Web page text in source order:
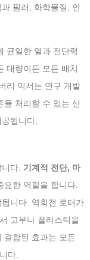
필러, 화학물질, 안
균일한 열과 전단력
대량이든 모든 배치
리 믹서는 연구 개발
을 처리할 수 있는 산
됩니다.
다. 기계적 전단, 마
한 역할을 합니다.
니다. 역회전 로터가
고무나 플라스틱을
결합된 효과는 모든
다.